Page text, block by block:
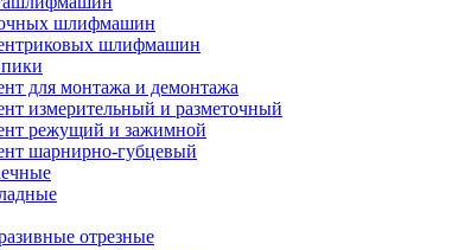
шлифмашин
шлифмашин
для монтажа и демонтажа
измерительный и разметочный
режущий и зажимной
шарнирно-губцевый
отрезные